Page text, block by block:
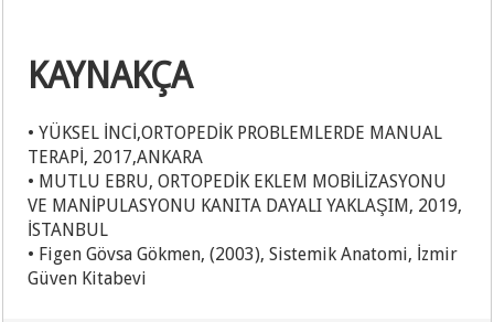
KAYNAKÇA
• YÜKSEL İNCİ,ORTOPEDİK PROBLEMLERDE MANUAL
TERAPİ, 2017,ANKARA
• MUTLU EBRU, ORTOPEDİK EKLEM MOBİLİZASYONU
VE MANİPULASYONU KANITA DAYALI YAKLAŞIM, 2019,
İSTANBUL
• Figen Gövsa Gökmen, (2003), Sistemik Anatomi, İzmir
Güven Kitabevi